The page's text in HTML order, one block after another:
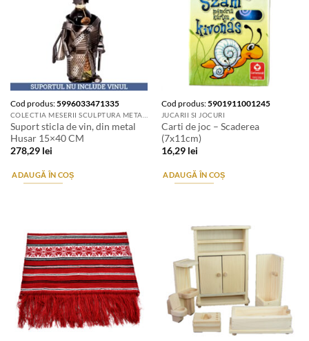
Cod produs:5996033471335
Suport sticla de vin, din metal
Husar 15×40 CM
278,29 lei
ADAUGĂ ÎN COȘ
Cod produs:5901911001245
JUCARII SI JOCURI
Carti de joc – Scaderea
(7x11cm)
16,29 lei
ADAUGĂ ÎN COȘ